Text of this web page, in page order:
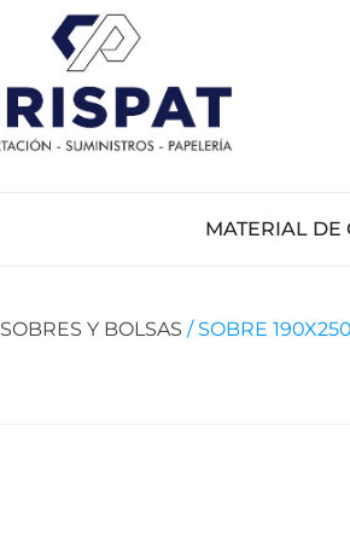
MATERIAL DE
SOBRES Y BOLSAS / SOBRE